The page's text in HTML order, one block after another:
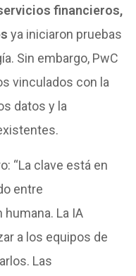
financieros,
ya iniciaron pruebas
Sin embargo, PwC
vinculados con la
datos y la
“La clave está en
entre
La IA
a los equipos de
Las